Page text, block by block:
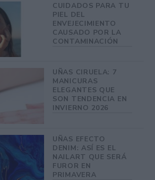
CUIDADOS PARA TU
PIEL DEL
ENVEJECIMIENTO
CAUSADO POR LA
CONTAMINACIÓN
UÑAS CIRUELA: 7
MANICURAS
ELEGANTES QUE
SON TENDENCIA EN
INVIERNO 2026
UÑAS EFECTO
DENIM: ASÍ ES EL
NAILART QUE SERÁ
FUROR EN
PRIMAVERA